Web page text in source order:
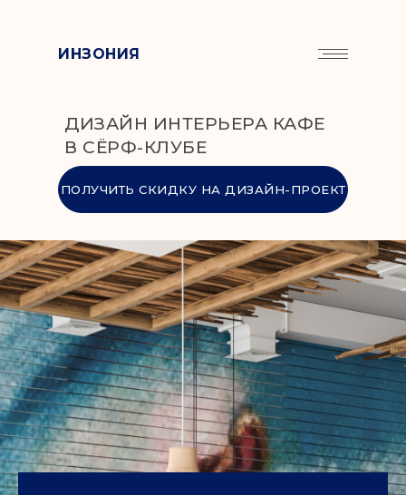
ИНЗОНИЯ
ПОЛУЧИТЬ СКИДКУ НА ДИЗАЙН-ПРОЕКТ
ДИЗАЙН ИНТЕРЬЕРА КАФЕ
В СЁРФ-КЛУБЕ